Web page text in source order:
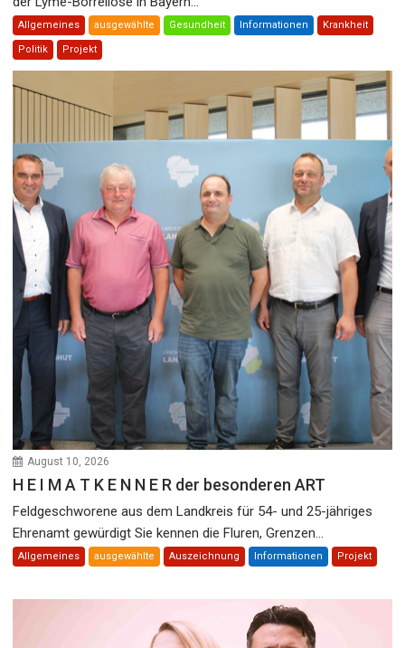
Allgemeines ausgewählte Gesundheit Informationen Krankheit
Politik Projekt
August 10, 2026
H E I M A T K E N N E R der besonderen ART
Feldgeschworene aus dem Landkreis für 54- und 25-jähriges
Ehrenamt gewürdigt Sie kennen die Fluren, Grenzen...
Allgemeines ausgewählte Auszeichnung Informationen Projekt